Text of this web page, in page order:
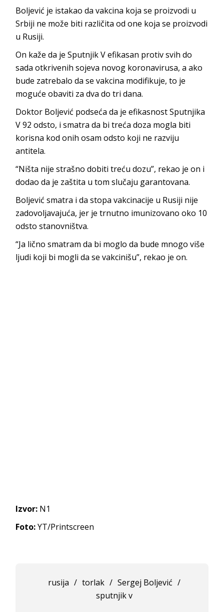
Boljević je istakao da vakcina koja se proizvodi u
Srbiji ne može biti različita od one koja se proizvodi
u Rusiji.
On kaže da je Sputnjik V efikasan protiv svih do
sada otkrivenih sojeva novog koronavirusa, a ako
bude zatrebalo da se vakcina modifikuje, to je
moguće obaviti za dva do tri dana.
Doktor Boljević podseća da je efikasnost Sputnjika
V 92 odsto, i smatra da bi treća doza mogla biti
korisna kod onih osam odsto koji ne razviju
antitela.
“Ništa nije strašno dobiti treću dozu”, rekao je on i
dodao da je zaštita u tom slučaju garantovana.
Boljević smatra i da stopa vakcinacije u Rusiji nije
zadovoljavajuća, jer je trnutno imunizovano oko 10
odsto stanovništva.
“Ja lično smatram da bi moglo da bude mnogo više
ljudi koji bi mogli da se vakcinišu”, rekao je on.
Izvor: N1
Foto:YT/Printscreen
rusija / torlak / Sergej Boljević /
sputnjik v